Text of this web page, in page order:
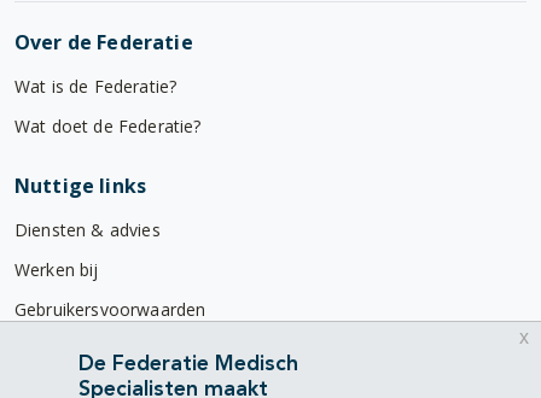
Over de Federatie
Wat is de Federatie?
Wat doet de Federatie?
Nuttige links
Diensten & advies
Werken bij
Gebruikersvoorwaarden
Privacyverklaring
De Federatie Medisch
Specialisten maakt
x